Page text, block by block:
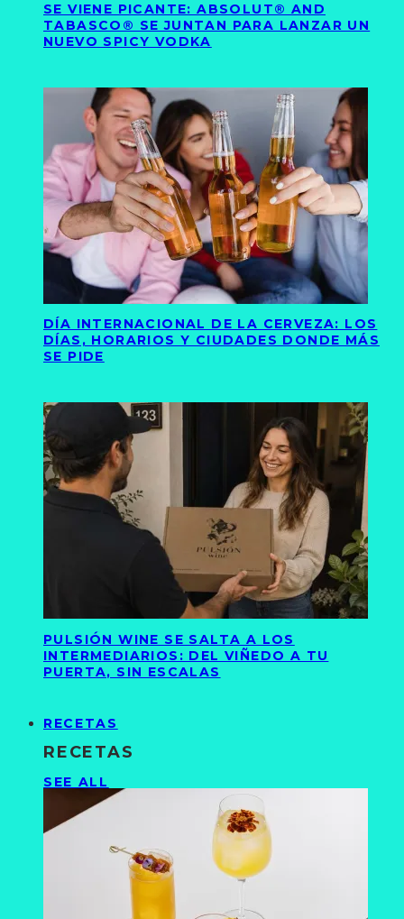
SE VIENE PICANTE: ABSOLUT® AND
TABASCO® SE JUNTAN PARA LANZAR UN
NUEVO SPICY VODKA
DÍA INTERNACIONAL DE LA CERVEZA: LOS
DÍAS, HORARIOS Y CIUDADES DONDE MÁS
SE PIDE
PULSIÓN WINE SE SALTA A LOS
INTERMEDIARIOS: DEL VIÑEDO A TU
PUERTA, SIN ESCALAS
RECETAS
RECETAS
SEE ALL